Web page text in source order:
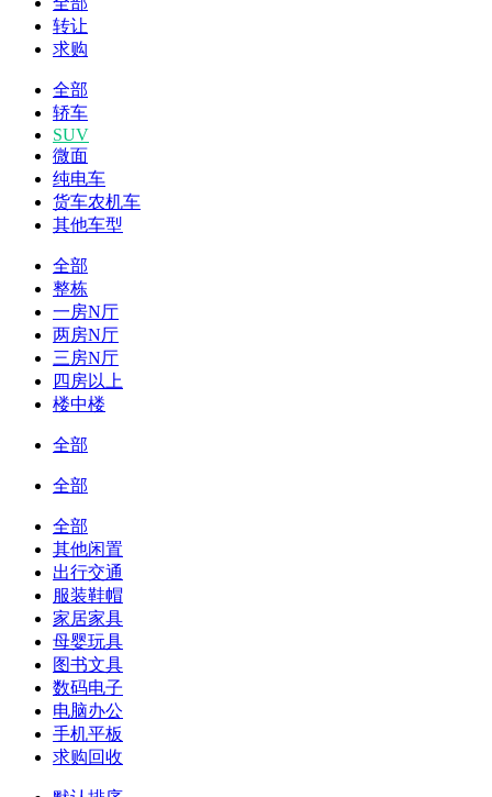
转让
求购
全部
轿车
SUV
微面
纯电车
货车农机车
其他车型
全部
整栋
一房N厅
两房N厅
三房N厅
四房以上
楼中楼
全部
全部
全部
其他闲置
出行交通
服装鞋帽
家居家具
母婴玩具
图书文具
数码电子
电脑办公
手机平板
求购回收